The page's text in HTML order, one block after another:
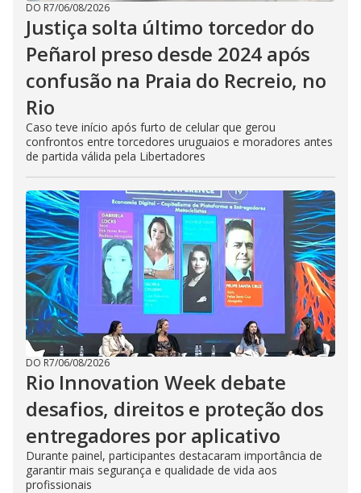
DO R7/06/08/2026
Justiça solta último torcedor do
Peñarol preso desde 2024 após
confusão na Praia do Recreio, no
Rio
Caso teve início após furto de celular que gerou
confrontos entre torcedores uruguaios e moradores antes
de partida válida pela Libertadores
DO R7/06/08/2026
Rio Innovation Week debate
desafios, direitos e proteção dos
entregadores por aplicativo
Durante painel, participantes destacaram importância de
garantir mais segurança e qualidade de vida aos
profissionais